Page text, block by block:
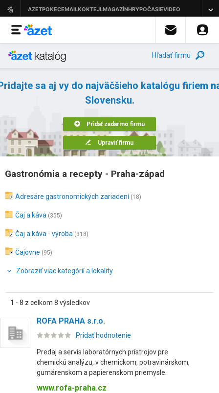
Hľadať firmu
sa aj vy do najväčšieho katalógu firiem
Slovensku.
Pridať zadarmo firmu
Upraviť firmu
Gastronómia a recepty - Praha-západ
Adresáre gastronomických zariadení (18)
Čaj a káva (355)
Čaj a káva - výroba (318)
Čajovne (95)
Zobraziť viac kategórií a lokality
1 - 8 z celkom 8 výsledkov
ROFA PRAHA s.r.o.
Pridať hodnotenie
Predaj a servis laboratórnych prístrojov pre
chemickú analýzu, v chemickom, potravinárskom,
gumárenskom a papierenskom priemysle.
www.rofa-praha.cz